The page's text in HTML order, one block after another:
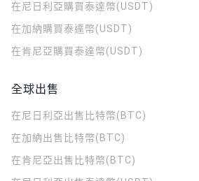
在尼日利亞購買泰達幣(USDT)
在加納購買泰達幣(USDT)
在肯尼亞購買泰達幣(USDT)
全球出售
在尼日利亞出售比特幣(BTC)
在加納出售比特幣(BTC)
在肯尼亞出售比特幣(BTC)